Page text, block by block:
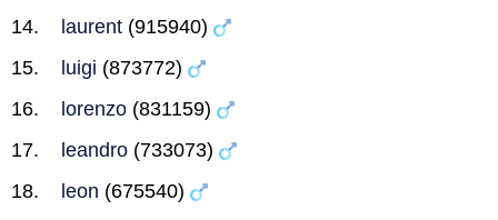
laurent (915940)
luigi (873772)
lorenzo (831159)
leandro (733073)
leon (675540)